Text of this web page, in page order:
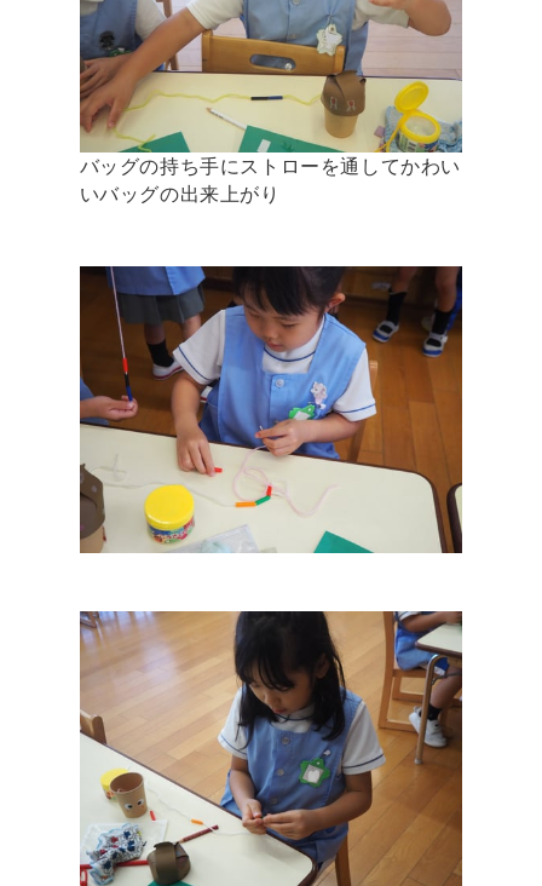
バッグの持ち手にストローを通してかわい
いバッグの出来上がり